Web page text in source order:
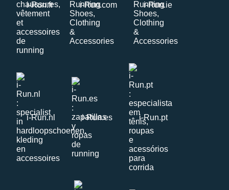
i-Run.fr i-Run.com i-Run.ie
i-Run.nl i-Run.es i-Run.pt